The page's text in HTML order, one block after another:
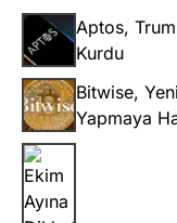
Aptos,
Kurdu
Bitwise,
Yapmaya